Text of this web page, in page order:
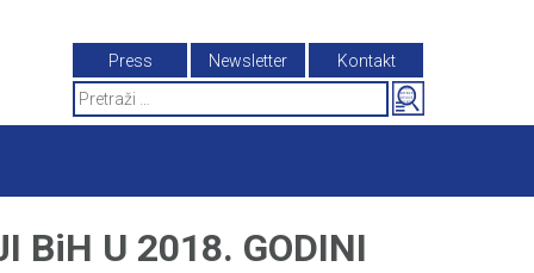
Press Newsletter
Kontakt
Search
for:
BiH U 2018. GODINI